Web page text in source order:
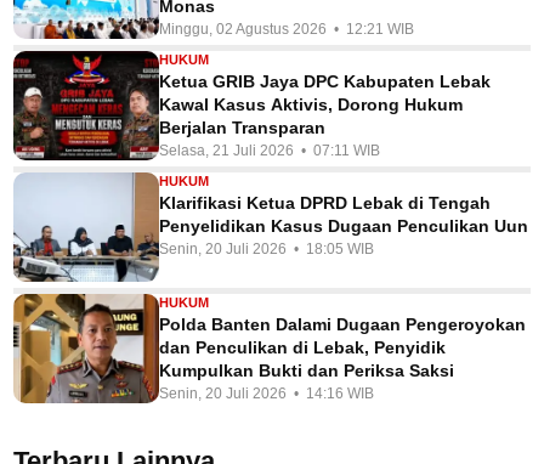
Monas
Minggu, 02 Agustus 2026 • 12:21 WIB
HUKUM
Ketua GRIB Jaya DPC Kabupaten Lebak
Kawal Kasus Aktivis, Dorong Hukum
Berjalan Transparan
Selasa, 21 Juli 2026 • 07:11 WIB
HUKUM
Klarifikasi Ketua DPRD Lebak di Tengah
Penyelidikan Kasus Dugaan Penculikan Uun
Senin, 20 Juli 2026 • 18:05 WIB
HUKUM
Polda Banten Dalami Dugaan Pengeroyokan
dan Penculikan di Lebak, Penyidik
Kumpulkan Bukti dan Periksa Saksi
Senin, 20 Juli 2026 • 14:16 WIB